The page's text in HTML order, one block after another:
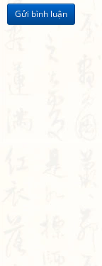
Gửi bình luận